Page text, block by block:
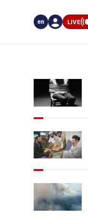
LIVE
en